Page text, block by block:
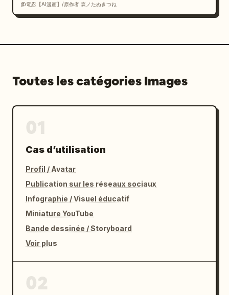
@電忍【AI漫画】/原作者:森ノたぬきつね
Toutes les catégories Images
Cas d’utilisation
Profil / Avatar
Publication sur les réseaux sociaux
Infographie / Visuel éducatif
Miniature YouTube
Bande dessinée / Storyboard
Voir plus